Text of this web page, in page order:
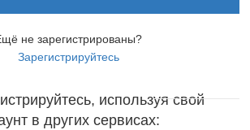
не зарегистрированы?
Зарегистрируйтесь
используя свой
в других сервисах: